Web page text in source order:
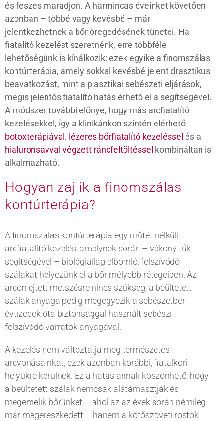
és feszes maradjon. A harmincas éveinket követően
azonban – többé vagy kevésbé – már
jelentkezhetnek a bőr öregedésének tünetei. Ha
fiatalító kezelést szeretnénk, erre többféle
lehetőségünk is kínálkozik: ezek egyike a finomszálas
kontúrterápia, amely sokkal kevésbé jelent drasztikus
beavatkozást, mint a plasztikai sebészeti eljárások,
mégis jelentős fiatalító hatás érhető el a segítségével.
A módszer további előnye, hogy más arcfiatalító
kezelésekkel, így a klinikánkon szintén elérhető
botoxterápiával , lézeres bőrfiatalító kezeléssel és a
hialuronsavval végzett ráncfeltöltéssel kombináltan is
alkalmazható.
Hogyan zajlik a finomszálas
kontúrterápia?
A finomszálas kontúrterápia egy műtét nélküli
arcfiatalító kezelés, amelynek során – vékony tűk
segítségével – biológiailag elbomló, felszívódó
szálakat helyezünk el a bőr mélyebb rétegeiben. Az
arcon ejtett metszésre nincs szükség, a beültetett
szálak anyaga pedig megegyezik a sebészetben
évtizedek óta biztonsággal használt sebészi
felszívódó varratok anyagával.
A kezelés nem változtatja meg természetes
arcvonásainkat, ezek azonban korábbi, fiatalkori
helyükre kerülnek. Ez a hatás annak köszönhető, hogy
a beültetett szálak nemcsak alátámasztják és
megemelik bőrünket – ahol az az évek során némileg
már megereszkedett – hanem a kötőszöveti rostok